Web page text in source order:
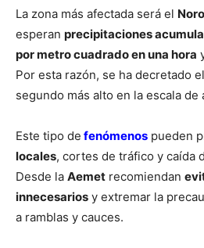
La zona más afectada será el
esperan precipitaciones
por metro cuadrado en una hora
Por esta razón, se ha decretado el
segundo más alto en la escala de
Este tipo de fenómenos pueden
locales, cortes de tráfico y caída
Desde la Aemet recomiendan
innecesarios y extremar la
a ramblas y cauces.